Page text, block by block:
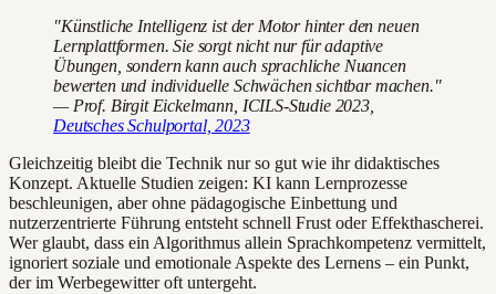
"Künstliche Intelligenz ist der Motor hinter den neuen
Lernplattformen. Sie sorgt nicht nur für adaptive
Übungen, sondern kann auch sprachliche Nuancen
bewerten und individuelle Schwächen sichtbar machen."
— Prof. Birgit Eickelmann, ICILS-Studie 2023,
Deutsches Schulportal, 2023
Gleichzeitig bleibt die Technik nur so gut wie ihr didaktisches
Konzept. Aktuelle Studien zeigen: KI kann Lernprozesse
beschleunigen, aber ohne pädagogische Einbettung und
nutzerzentrierte Führung entsteht schnell Frust oder Effekthascherei.
Wer glaubt, dass ein Algorithmus allein Sprachkompetenz vermittelt,
ignoriert soziale und emotionale Aspekte des Lernens – ein Punkt,
der im Werbegewitter oft untergeht.